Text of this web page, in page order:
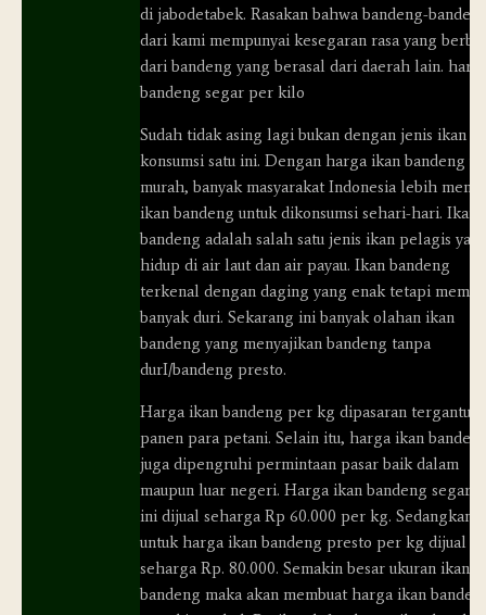
di jabodetabek. Rasakan bahwa bandeng-
dari kami mempunyai kesegaran rasa yang
dari bandeng yang berasal dari daerah lain.
bandeng segar per kilo
Sudah tidak asing lagi bukan dengan jenis ikan
konsumsi satu ini. Dengan harga ikan bandeng
murah, banyak masyarakat Indonesia lebih
ikan bandeng untuk dikonsumsi sehari-hari. Ikan
bandeng adalah salah satu jenis ikan pelagis
hidup di air laut dan air payau. Ikan bandeng
terkenal dengan daging yang enak tetapi
banyak duri. Sekarang ini banyak olahan ikan
bandeng yang menyajikan bandeng tanpa
durI/bandeng presto.
Harga ikan bandeng per kg dipasaran
panen para petani. Selain itu, harga ikan
juga dipengruhi permintaan pasar baik dalam
maupun luar negeri. Harga ikan bandeng segar
ini dijual seharga Rp 60.000 per kg. Sedangkan
untuk harga ikan bandeng presto per kg dijual
seharga Rp. 80.000. Semakin besar ukuran ikan
bandeng maka akan membuat harga ikan